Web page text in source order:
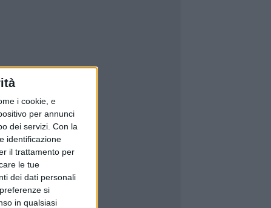
i cookie, e
per annunci
dei servizi. Con la
identificazione
il trattamento per
le tue
dei dati personali
si
in qualsiasi